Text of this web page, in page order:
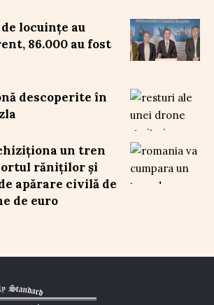
locuințe au
86.000 au fost
descoperite în
un tren
răniților și
apărare civilă de
de euro